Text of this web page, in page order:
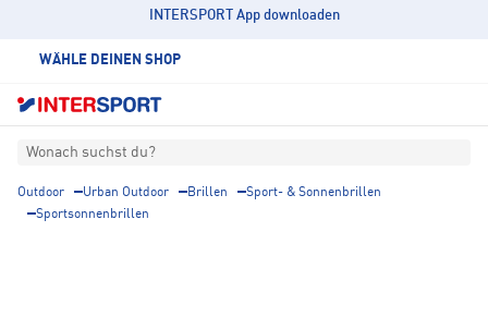
INTERSPORT App downloaden
WÄHLE DEINEN SHOP
Wonach suchst du?
Outdoor Urban Outdoor Brillen
Sport- & Sonnenbrillen
Sportsonnenbrillen